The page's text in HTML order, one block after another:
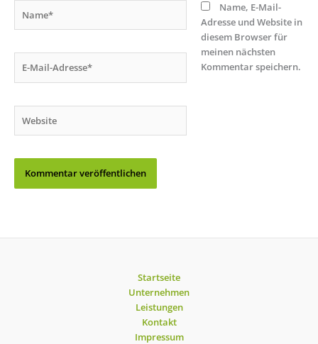
Mail-
Name, E-Mail-
Adresse und Website in
diesem Browser für
meinen nächsten
Kommentar speichern.
Startseite
Unternehmen
Leistungen
Kontakt
Impressum